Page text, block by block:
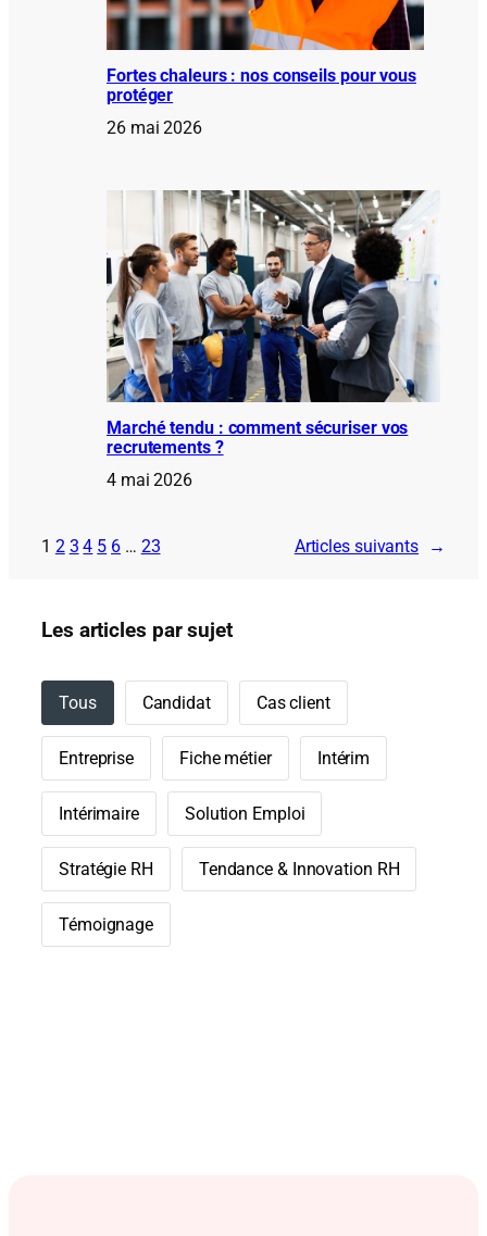
Fortes chaleurs : nos conseils pour vous
protéger
26 mai 2026
Marché tendu : comment sécuriser vos
recrutements ?
4 mai 2026
1 2 3 4 5 6 … 23 Articles suivants →
Les articles par sujet
Tous Candidat Cas client
Entreprise Fiche métier Intérim
Intérimaire Solution Emploi
Stratégie RH Tendance & Innovation RH
Témoignage